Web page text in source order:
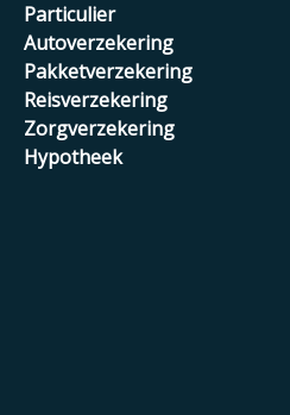
Particulier
Autoverzekering
Pakketverzekering
Reisverzekering
Zorgverzekering
Hypotheek